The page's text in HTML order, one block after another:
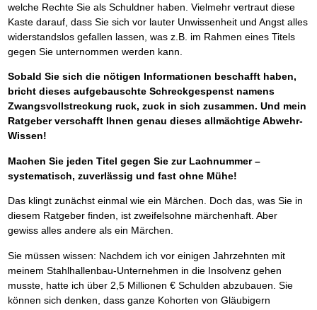
welche Rechte Sie als Schuldner haben. Vielmehr vertraut diese
Kaste darauf, dass Sie sich vor lauter Unwissenheit und Angst alles
widerstandslos gefallen lassen, was z.B. im Rahmen eines Titels
gegen Sie unternommen werden kann.
Sobald Sie sich die nötigen Informationen beschafft haben,
bricht dieses aufgebauschte Schreckgespenst namens
Zwangsvollstreckung ruck, zuck in sich zusammen. Und mein
Ratgeber verschafft Ihnen genau dieses allmächtige Abwehr-
Wissen!
Machen Sie jeden Titel gegen Sie zur Lachnummer –
systematisch, zuverlässig und fast ohne Mühe!
Das klingt zunächst einmal wie ein Märchen. Doch das, was Sie in
diesem Ratgeber finden, ist zweifelsohne märchenhaft. Aber
gewiss alles andere als ein Märchen.
Sie müssen wissen: Nachdem ich vor einigen Jahrzehnten mit
meinem Stahlhallenbau-Unternehmen in die Insolvenz gehen
musste, hatte ich über 2,5 Millionen € Schulden abzubauen. Sie
können sich denken, dass ganze Kohorten von Gläubigern